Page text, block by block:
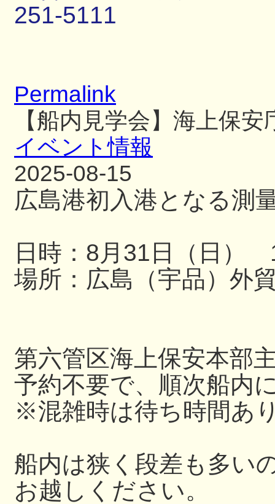
251-5111
Permalink
【船内見学会】海上保
イベント情報
2025-08-15
広島港初入港となる測
日時：8月31日（日）
場所：広島（宇品）外
第六管区海上保安本部
予約不要で、順次船内
※混雑時は待ち時間あ
船内は狭く段差も多い
お越しください。